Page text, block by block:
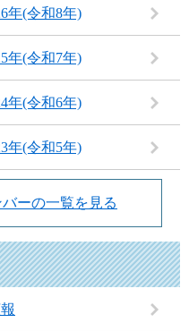
年(令和8年)
年(令和7年)
年(令和6年)
年(令和5年)
ーの一覧を見る